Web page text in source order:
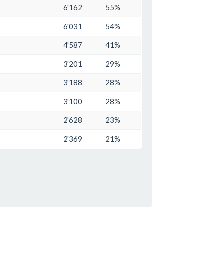
6'162 55%
6'031 54%
4'587 41%
3'201 29%
3'188 28%
3'100 28%
2'628 23%
2'369 21%